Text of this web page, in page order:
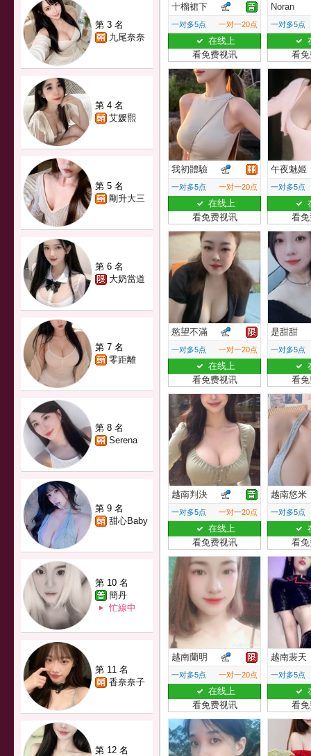
第 3 名
九尾奈奈
第 4 名
艾媛熙
第 5 名
剛升大三
第 6 名
大奶當道
第 7 名
零距離
第 8 名
Serena
第 9 名
甜心Baby
第 10 名
簡丹
忙線中
第 11 名
香奈奈子
第 12 名
十榴裙下
一对多5点 一对一20点
在线上
看免费视讯
Noran
一对多5点
看
我初體驗
一对多5点 一对一20点
在线上
看免费视讯
午夜魅姬
一对多5点
看
慾望不滿
一对多5点 一对一20点
在线上
看免费视讯
是甜甜
一对多5点
看
越南判決
一对多5点 一对一20点
在线上
看免费视讯
越南悠米
一对多5点
看
越南蘭明
一对多5点 一对一20点
在线上
看免费视讯
越南裴天
一对多5点
看